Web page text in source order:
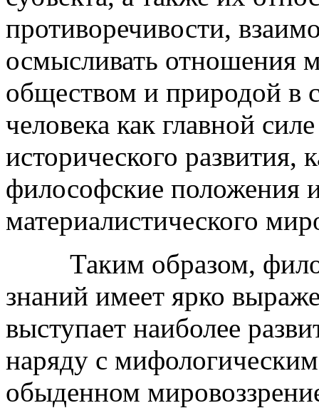
противоречивости,
осмысливать
обществом и природой в
человека как главной
исторического
философские положения
материалистического
Таким образом,
знаний имеет ярко
выступает наиболее
наряду с
обыденном